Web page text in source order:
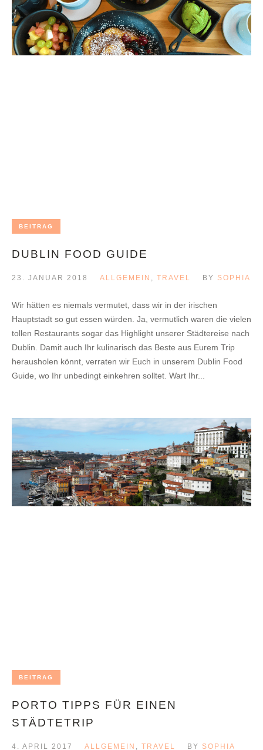
BEITRAG
DUBLIN FOOD GUIDE
23. JANUAR 2018 ALLGEMEIN TRAVEL BY SOPHIA
Wir hätten es niemals vermutet, dass wir in der irischen
Hauptstadt so gut essen würden. Ja, vermutlich waren die vielen
tollen Restaurants sogar das Highlight unserer Städtereise nach
Dublin. Damit auch Ihr kulinarisch das Beste aus Eurem Trip
herausholen könnt, verraten wir Euch in unserem Dublin Food
Guide, wo Ihr unbedingt einkehren solltet. Wart Ihr...
BEITRAG
PORTO TIPPS FÜR EINEN
STÄDTETRIP
4. APRIL 2017 ALLGEMEIN TRAVEL BY SOPHIA